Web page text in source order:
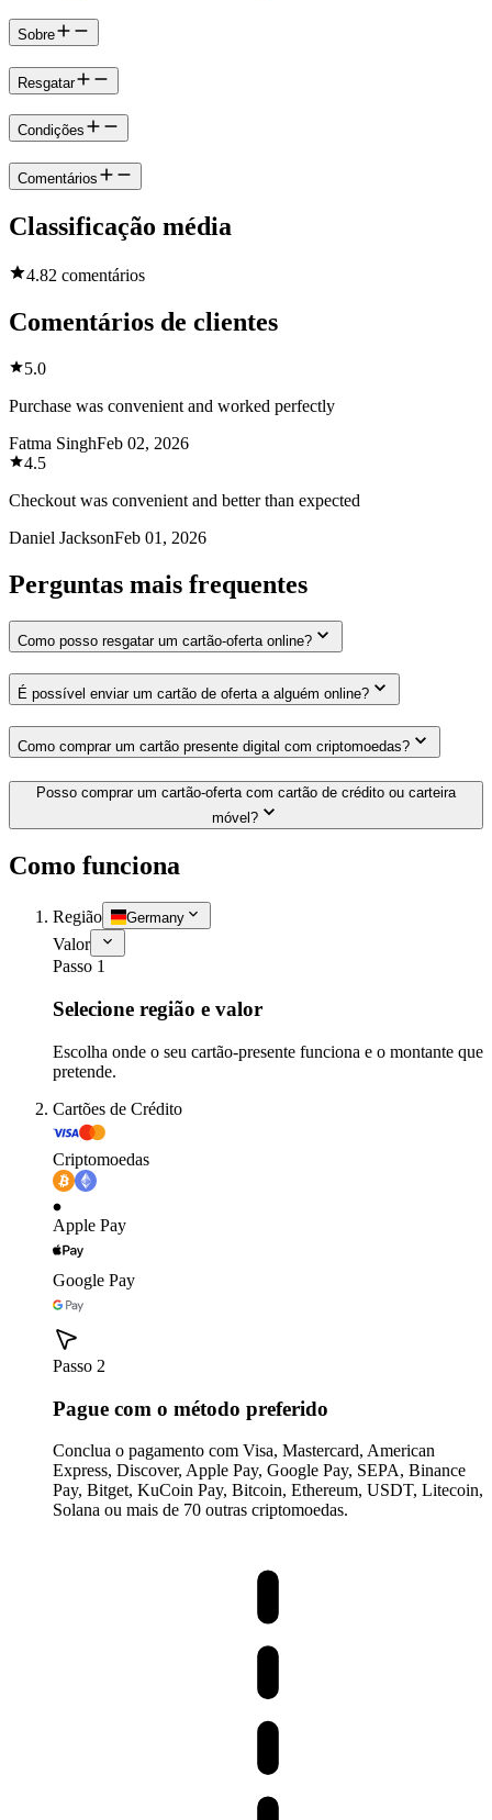
Sobre
Resgatar
Condições
Comentários
Classificação média
4.82 comentários
Comentários de clientes
5.0
Purchase was convenient and worked perfectly
Fatma SinghFeb 02, 2026
4.5
Checkout was convenient and better than expected
Daniel JacksonFeb 01, 2026
Perguntas mais frequentes
Como posso resgatar um cartão-oferta online?
É possível enviar um cartão de oferta a alguém online?
Como comprar um cartão presente digital com criptomoedas?
Posso comprar um cartão-oferta com cartão de crédito ou carteira
móvel?
Como funciona
Região Germany
Valor
Passo 1
Selecione região e valor
Escolha onde o seu cartão-presente funciona e o montante que
pretende.
Cartões de Crédito
Criptomoedas
Apple Pay
Google Pay
Passo 2
Pague com o método preferido
Conclua o pagamento com Visa, Mastercard, American
Express, Discover, Apple Pay, Google Pay, SEPA, Binance
Pay, Bitget, KuCoin Pay, Bitcoin, Ethereum, USDT, Litecoin,
Solana ou mais de 70 outras criptomoedas.